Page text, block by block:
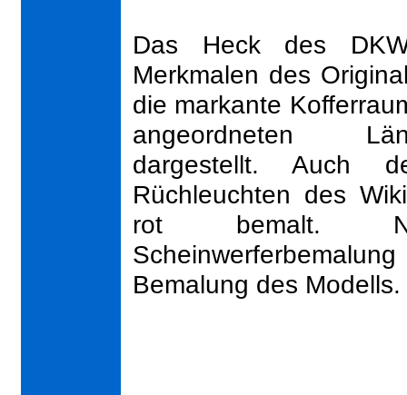
Das Heck des
Merkmalen des
die markante
angeordneten
dargestellt. Auch
Rüchleuchten des
rot bemalt.
Bemalung des Modells.